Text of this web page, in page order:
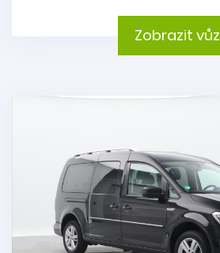
Zobrazit vůz